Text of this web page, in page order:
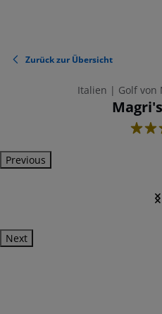
Zurück zur Übersicht
Italien | Golf von
4
Previous
Next